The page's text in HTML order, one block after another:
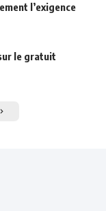
l’exigence
le gratuit